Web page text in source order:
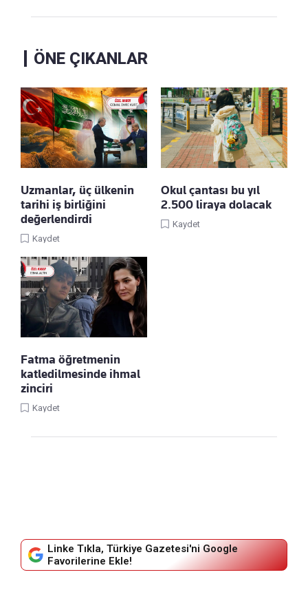
ÖNE ÇIKANLAR
Uzmanlar, üç ülkenin
tarihi iş birliğini
değerlendirdi
Kaydet
Okul çantası bu yıl
2.500 liraya dolacak
Kaydet
Fatma öğretmenin
katledilmesinde ihmal
zinciri
Kaydet
Linke Tıkla, Türkiye Gazetesi'ni Google
Favorilerine Ekle!